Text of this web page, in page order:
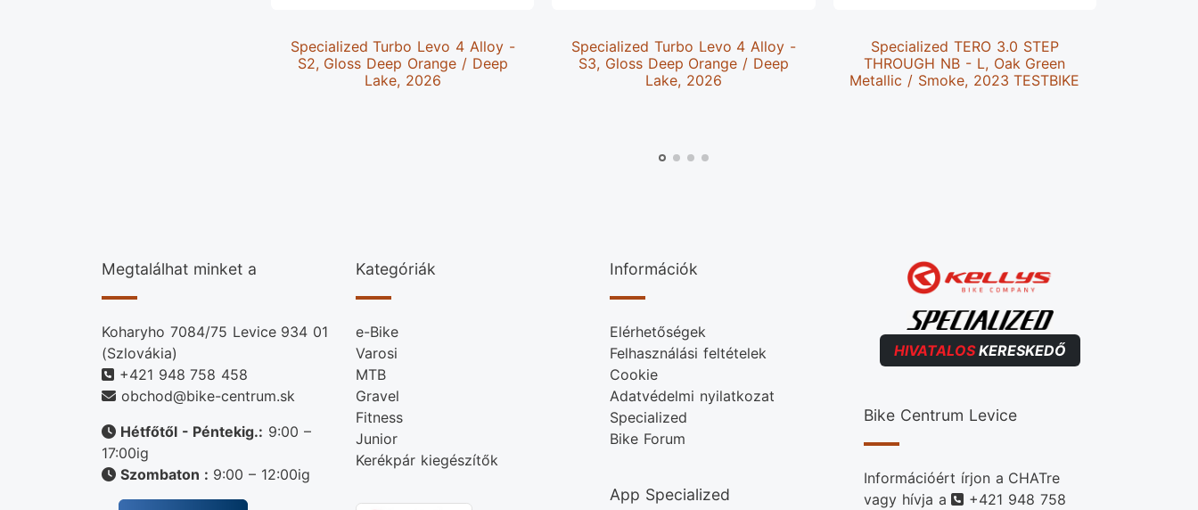
Specialized Turbo Levo 4 Alloy -
S2, Gloss Deep Orange / Deep
Lake, 2026
Specialized Turbo Levo 4 Alloy -
S3, Gloss Deep Orange / Deep
Lake, 2026
Specialized TERO 3.0 STEP
THROUGH NB - L, Oak Green
Metallic / Smoke, 2023 TESTBIKE
Megtalálhat minket a
Koharyho 7084/75 Levice 934 01
(Szlovákia)
+421 948 758 458
obchod@bike-centrum.sk
Hétfőtől - Péntekig.: 9:00 –
17:00ig
Szombaton : 9:00 – 12:00ig
Kategóriák
e-Bike
Varosi
MTB
Gravel
Fitness
Junior
Kerékpár kiegészítők
Információk
Elérhetőségek
Felhasználási feltételek
Cookie
Adatvédelmi nyilatkozat
Specialized
Bike Forum
App Specialized
HIVATALOSKERESKEDŐ
Bike Centrum Levice
Információért írjon a CHATre
vagy hívja a
Telefonszám
+421 948 758